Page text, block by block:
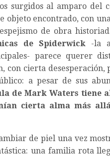
surgidos al amparo del
encontrado, con
de obra
de Spiderwick -la
parece querer
con cierta
a pesar de sus
de Mark Waters tiene
cierta alma más
de piel una vez
una familia rota